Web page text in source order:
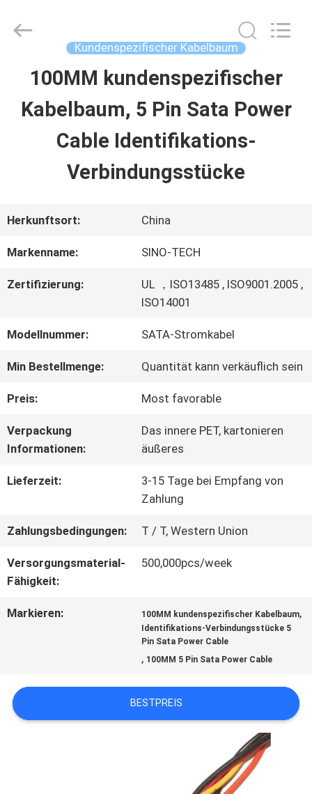
HAUSE
PRODUKTE
VIDEOS
QUALITÄTSKONTROLLE
KONTAKT
MIT
NEUIGKEITEN
RECHTSSACHEN
UM
Technology
Kundenspezifischer Kabelbaum
100MM kundenspezifischer
Kabelbaum, 5 Pin Sata Power
Cable Identifikations-
Verbindungsstücke
Herkunftsort: China
Markenname: SINO-TECH
Zertifizierung:
UL ，ISO13485 , ISO9001.2005 ,
ISO14001
Modellnummer: SATA-Stromkabel
Min Bestellmenge: Quantität kann verkäuflich sein
Preis: Most favorable
Verpackung
Informationen:
Das innere PET, kartonieren
äußeres
Lieferzeit:
3-15 Tage bei Empfang von
Zahlung
Zahlungsbedingungen: T / T, Western Union
Versorgungsmaterial-
Fähigkeit:
500,000pcs/week
Markieren: 100MM kundenspezifischer Kabelbaum,
Identifikations-Verbindungsstücke 5
Pin Sata Power Cable
, 100MM 5 Pin Sata Power Cable
BESTPREIS